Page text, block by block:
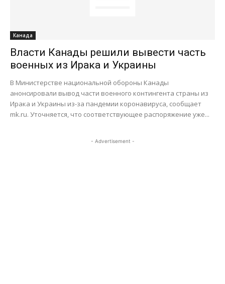
Канада
Власти Канады решили вывести часть
военных из Ирака и Украины
В Министерстве национальной обороны Канады
анонсировали вывод части военного контингента страны из
Ирака и Украины из-за пандемии коронавируса, сообщает
mk.ru. Уточняется, что соответствующее распоряжение уже...
- Advertisement -